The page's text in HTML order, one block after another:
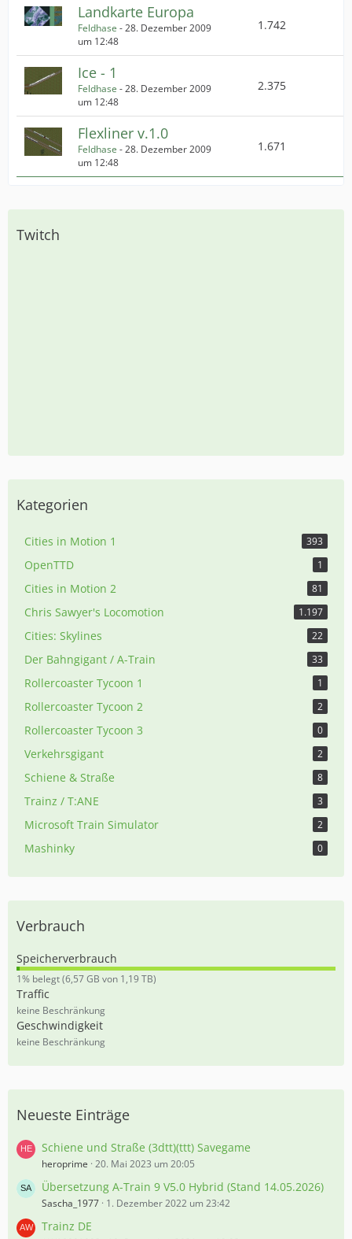
Landkarte Europa
Feldhase -28. Dezember 2009
um 12:48
1.742
Ice - 1
Feldhase -28. Dezember 2009
um 12:48
2.375
Flexliner v.1.0
Feldhase -28. Dezember 2009
um 12:48
1.671
Twitch
Kategorien
Cities in Motion 1 393
OpenTTD 1
Cities in Motion 2 81
Chris Sawyer's Locomotion 1.197
Cities: Skylines 22
Der Bahngigant / A-Train 33
Rollercoaster Tycoon 1 1
Rollercoaster Tycoon 2 2
Rollercoaster Tycoon 3 0
Verkehrsgigant 2
Schiene & Straße 8
Trainz / T:ANE 3
Microsoft Train Simulator 2
Mashinky 0
Verbrauch
Speicherverbrauch
0
,
5
5
%
1% belegt (6,57 GB von 1,19 TB)
Traffic
keine Beschränkung
Geschwindigkeit
keine Beschränkung
Neueste Einträge
Schiene und Straße (3dtt)(ttt) Savegame
heroprime 20. Mai 2023 um 20:05
Übersetzung A-Train 9 V5.0 Hybrid (Stand 14.05.2026)
Sascha_1977 1. Dezember 2022 um 23:42
Trainz DE